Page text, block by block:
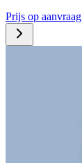
Prijs op aanvraag